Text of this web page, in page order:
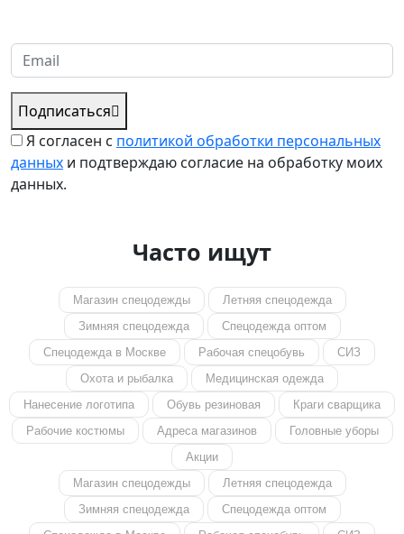
Подписаться
Я согласен с политикой обработки персональных
данных и подтверждаю согласие на обработку моих
данных.
Часто ищут
Магазин спецодежды
Летняя спецодежда
Зимняя спецодежда
Спецодежда оптом
Спецодежда в Москве
Рабочая спецобувь
СИЗ
Охота и рыбалка
Медицинская одежда
Нанесение логотипа
Обувь резиновая
Краги сварщика
Рабочие костюмы
Адреса магазинов
Головные уборы
Акции
Магазин спецодежды
Летняя спецодежда
Зимняя спецодежда
Спецодежда оптом